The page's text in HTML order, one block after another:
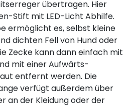
übertragen. Hier
Stift mit LED-Licht Abhilfe.
ermöglicht es, selbst kleine
dichten Fell von Hund oder
Zecke kann dann einfach mit
mit einer Aufwärts-
entfernt werden. Die
verfügt außerdem über
an der Kleidung oder der